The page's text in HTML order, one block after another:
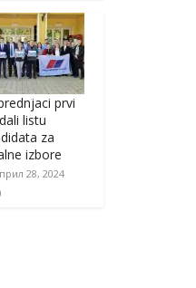
prvi
listu
za
izbore
28, 2024